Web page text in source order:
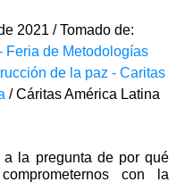
2021 / Tomado de:
Feria de Metodologías
de la paz - Caritas
/ Cáritas América Latina
a la pregunta de por qué
con la